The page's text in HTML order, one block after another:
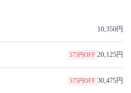
10,350円
575円OFF 20,125円
575円OFF 30,475円